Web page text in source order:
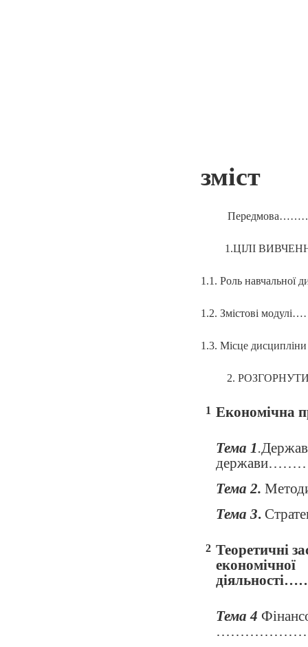
зміст
1.ЦІЛІ
1.1. Роль
1.2. Змістові
1.3. Місце дисципліни
2.
1 Економічна
Тема 1.
Тема 2.
Тема 3.
2 Теоретичні
економічної
діяльності
Тема 4